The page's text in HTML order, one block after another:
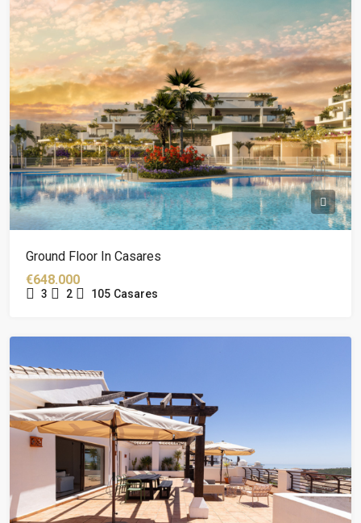
Ground Floor In Casares
€648.000
3 2 105 Casares